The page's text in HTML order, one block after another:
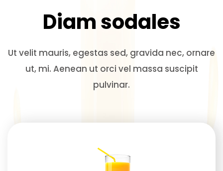
Diam sodales
Ut velit mauris, egestas sed, gravida nec, ornare
ut, mi. Aenean ut orci vel massa suscipit
pulvinar.